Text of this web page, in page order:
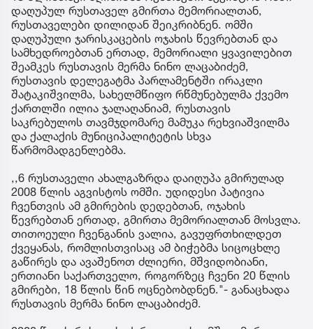
დაღუპულ რუსთაველ გმირთა მემორიალთან,
რუსთაველები დილიდან შეიკრიბნენ. ომში
დაღუპული ჯარისკაცების ოჯახის წევრებთან და
სამხედროებთან ერთად, მემორიალი ყვავილებით
შეამკეს რუსთავის მერმა ნინო ლაცაბიძემ,
რუსთავის დელეგატმა პარლამენტში ირაკლი
შატაკიშვილმა, სახელმწიფო რწმუნებულმა ქვემო
ქართლში ილია ჯალაღანიამ, რუსთავის
საკრებულოს თავმჯდომარე მამუკა რეხვიაშვილმა
და ქალაქის მუნიციპალიტეტის სხვა
წარმომადგენლებმა.
,,6 რუსთაველი ახალგაზრდა დაიღუპა გმირულად
2008 წლის აგვისტოს ომში. უდიდესი პატივია
ჩვენთვის ამ გმირების დედებთან, ოჯახის
წევრებთან ერთად, გმირთა მემორიალთან მოსვლა.
თითოეული ჩვენგანის ვალია, გავუფრთხილდეთ
ქვეყანას, რომლისთვისაც ამ ბიჭებმა სიცოცხლე
გაწირეს და ავაშენოთ ძლიერი, მშვიდობიანი,
ერთიანი საქართველო, როგორზეც ჩვენი 20 წლის
გმირები, 18 წლის წინ ოცნებობდნენ."- განაცხადა
რუსთავის მერმა ნინო ლაცაბიძემ.